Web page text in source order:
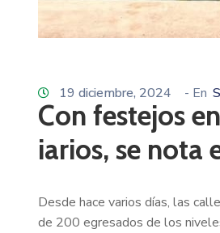
19 diciembre, 2024 - En
Con festejos
iarios, se nota
Desde hace varios días, las
de 200 egresados de los